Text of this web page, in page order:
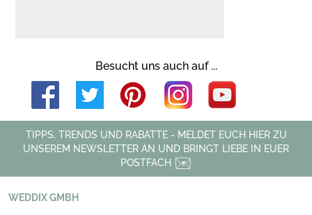
Besucht uns auch auf ...
TIPPS, TRENDS UND RABATTE - MELDET EUCH HIER ZU
UNSEREM NEWSLETTER AN UND BRINGT LIEBE IN EUER
POSTFACH
WEDDIX GMBH